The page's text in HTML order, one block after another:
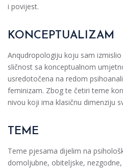
i povijest.
KONCEPTUALIZAM
Anqudropologiju koju sam
sličnost sa konceptualnom
usredotočena na redom
feminizam. Zbog te četiri teme
nivou koji ima klasičnu dimenziju
TEME
Teme pjesama dijelim na
domoljubne, obiteljske,